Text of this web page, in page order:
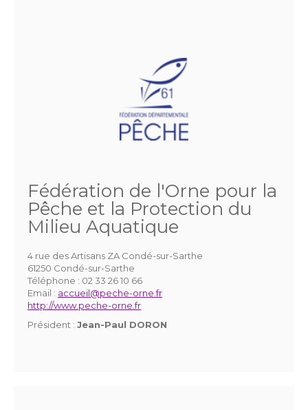
Fédération de l'Orne pour la
Pêche et la Protection du
Milieu Aquatique
4 rue des Artisans ZA Condé-sur-Sarthe
61250 Condé-sur-Sarthe
Téléphone : 02 33 26 10 66
Email : accueil@peche-orne.fr
http://www.peche-orne.fr
Président : Jean-Paul DORON